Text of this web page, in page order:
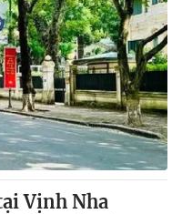
Vịnh Nha